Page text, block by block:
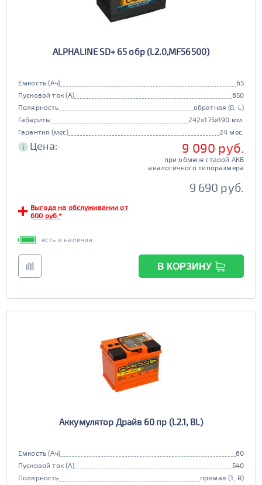
ALPHALINE SD+ 65 обр (L2.0,MF56500)
Емкость (Ач)
65
Пусковой ток (А)
650
Полярность
обратная (0, L)
Габариты
242x175x190 мм.
Гарантия (мес)
24 мес.
i Цена: 9 090 руб.
при обмене старой АКБ
аналогичного типоразмера
9 690 руб.
Выгода на обслуживании от
600 руб.*
есть в наличии
В КОРЗИНУ
Аккумулятор Драйв 60 пр (L2.1, BL)
Емкость (Ач)
60
Пусковой ток (А)
540
Полярность
прямая (1, R)